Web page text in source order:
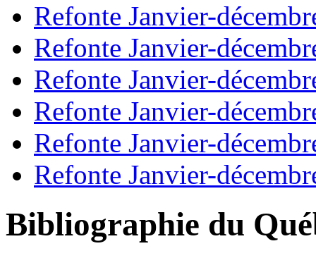
Refonte Janvier-
Refonte Janvier-
Refonte Janvier-
Refonte Janvier-
Refonte Janvier-
Refonte Janvier-
Bibliographie du